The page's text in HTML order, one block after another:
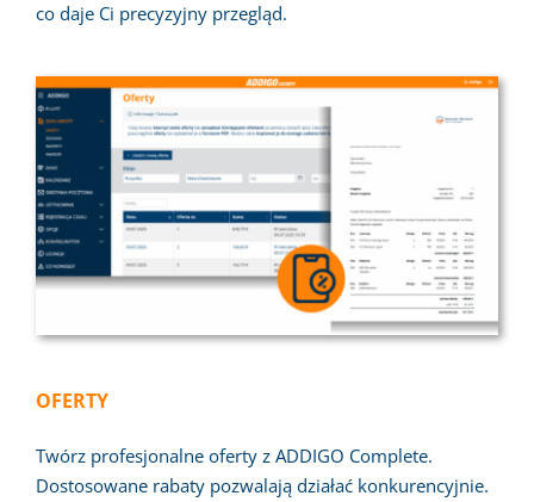
co daje Ci precyzyjny przegląd.
OFERTY
Twórz profesjonalne oferty z ADDIGO Complete.
Dostosowane rabaty pozwalają działać konkurencyjnie.